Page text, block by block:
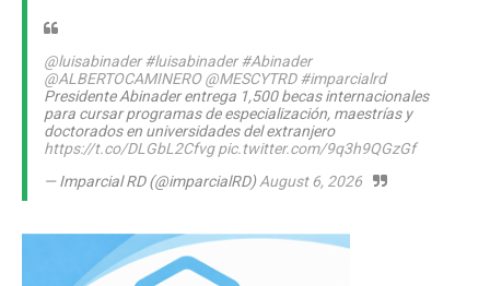
@luisabinader #luisabinader #Abinader
@ALBERTOCAMINERO @MESCYTRD #imparcialrd
Presidente Abinader entrega 1,500 becas internacionales
para cursar programas de especialización, maestrías y
doctorados en universidades del extranjero
https://t.co/DLGbL2Cfvg pic.twitter.com/9q3h9QGzGf
— Imparcial RD (@imparcialRD)August 6, 2026